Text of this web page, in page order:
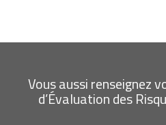
Vous aussi renseignez
d’Évaluation des